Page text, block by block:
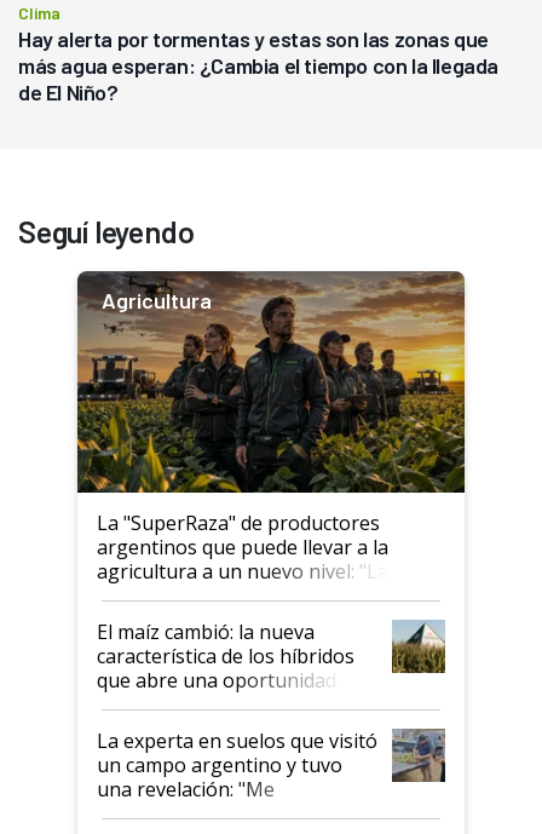
Clima
Hay alerta por tormentas y estas son las zonas que
más agua esperan: ¿Cambia el tiempo con la llegada
de El Niño?
Seguí leyendo
Agricultura
La "SuperRaza" de productores
argentinos que puede llevar a la
agricultura a un nuevo nivel: "Las
posibilidades de crecimiento son
infinitas"
El maíz cambió: la nueva
característica de los híbridos
que abre una oportunidad en
el lote
La experta en suelos que visitó
un campo argentino y tuvo
una revelación: "Me
impresionó mucho"